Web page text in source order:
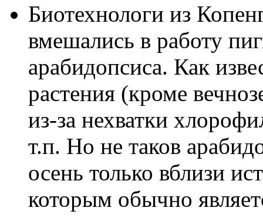
Биотехнологи из
вмешались в работу
арабидопсиса. Как
растения (кроме
из-за нехватки
т.п. Но не таков
осень только вблизи
которым обычно